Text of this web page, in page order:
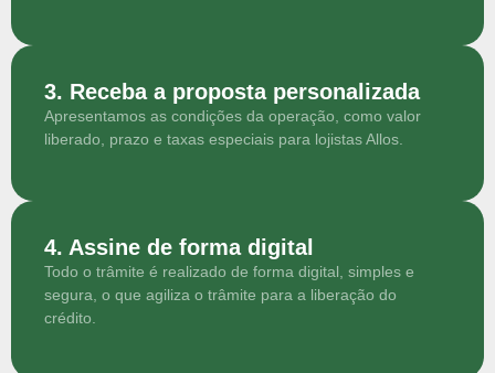
3. Receba a proposta personalizada
Apresentamos as condições da operação, como valor
liberado, prazo e taxas especiais para lojistas Allos.
4. Assine de forma digital
Todo o trâmite é realizado de forma digital, simples e
segura, o que agiliza o trâmite para a liberação do
crédito.